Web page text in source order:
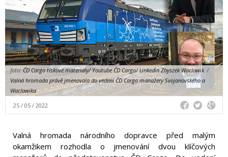
foto:ČD Cargo tiskové materiály/ Youtube ČD Cargo/ Linkedin Zbyszek Waclawik /
Valná hromada právě jmenovala do vedení ČD Cargo manažery Svojanovského a
Waclawika
25 / 05 / 2022
Valná hromada národního dopravce před malým
okamžikem rozhodla o jmenování dvou klíčových